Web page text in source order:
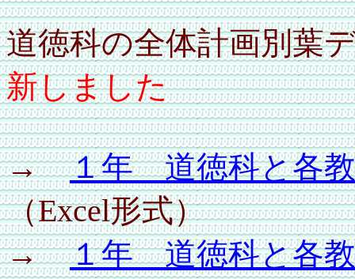
道徳科の全体計画別
新しました
→１年 道徳科と各
（Excel形式）
→１年 道徳科と各